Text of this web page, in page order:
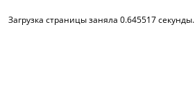
Загрузка страницы заняла 0.645517 секунды.